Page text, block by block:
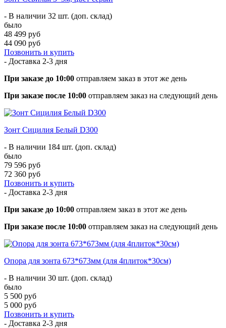
- В наличии 32 шт. (доп. склад)
было
48 499 руб
44 090 руб
Позвонить и купить
- Доставка 2-3 дня
При заказе до 10:00 отправляем заказ в этот же день
При заказе после 10:00 отправляем заказ на следующий день
Зонт Сицилия Белый D300
- В наличии 184 шт. (доп. склад)
было
79 596 руб
72 360 руб
Позвонить и купить
- Доставка 2-3 дня
При заказе до 10:00 отправляем заказ в этот же день
При заказе после 10:00 отправляем заказ на следующий день
Опора для зонта 673*673мм (для 4плиток*30см)
- В наличии 30 шт. (доп. склад)
было
5 500 руб
5 000 руб
Позвонить и купить
- Доставка 2-3 дня